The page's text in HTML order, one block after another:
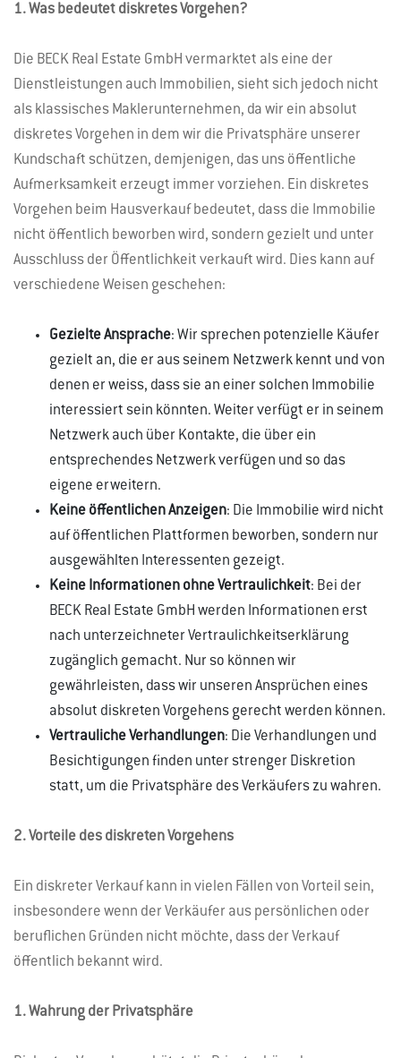
1. Was bedeutet diskretes Vorgehen?
Die BECK Real Estate GmbH vermarktet als eine der
Dienstleistungen auch Immobilien, sieht sich jedoch nicht
als klassisches Maklerunternehmen, da wir ein absolut
diskretes Vorgehen in dem wir die Privatsphäre unserer
Kundschaft schützen, demjenigen, das uns öffentliche
Aufmerksamkeit erzeugt immer vorziehen. Ein diskretes
Vorgehen beim Hausverkauf bedeutet, dass die Immobilie
nicht öffentlich beworben wird, sondern gezielt und unter
Ausschluss der Öffentlichkeit verkauft wird. Dies kann auf
verschiedene Weisen geschehen:
Gezielte Ansprache: Wir sprechen potenzielle Käufer
gezielt an, die er aus seinem Netzwerk kennt und von
denen er weiss, dass sie an einer solchen Immobilie
interessiert sein könnten. Weiter verfügt er in seinem
Netzwerk auch über Kontakte, die über ein
entsprechendes Netzwerk verfügen und so das
eigene erweitern.
Keine öffentlichen Anzeigen: Die Immobilie wird nicht
auf öffentlichen Plattformen beworben, sondern nur
ausgewählten Interessenten gezeigt.
Keine Informationen ohne Vertraulichkeit: Bei der
BECK Real Estate GmbH werden Informationen erst
nach unterzeichneter Vertraulichkeitserklärung
zugänglich gemacht. Nur so können wir
gewährleisten, dass wir unseren Ansprüchen eines
absolut diskreten Vorgehens gerecht werden können.
Vertrauliche Verhandlungen: Die Verhandlungen und
Besichtigungen finden unter strenger Diskretion
statt, um die Privatsphäre des Verkäufers zu wahren.
2. Vorteile des diskreten Vorgehens
Ein diskreter Verkauf kann in vielen Fällen von Vorteil sein,
insbesondere wenn der Verkäufer aus persönlichen oder
beruflichen Gründen nicht möchte, dass der Verkauf
öffentlich bekannt wird.
1. Wahrung der Privatsphäre